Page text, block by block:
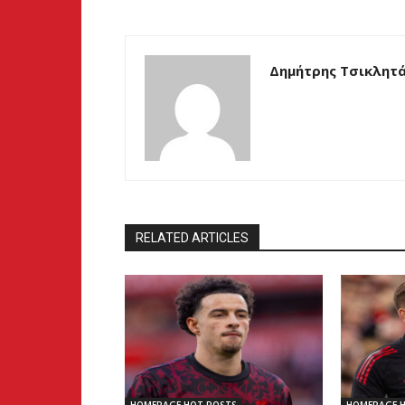
Δημήτρης
RELATED ARTICLES